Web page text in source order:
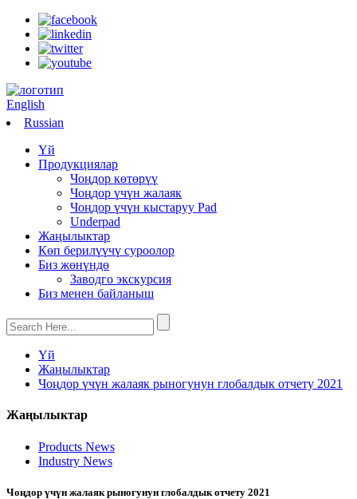
English
Russian
Үй
Продукциялар
Чоңдор көтөрүү
Чоңдор үчүн жалаяк
Чоңдор үчүн кыстаруу Pad
Underpad
Жаңылыктар
Көп берилүүчү суроолор
Биз жөнүндө
Заводго экскурсия
Биз менен байланыш
Үй
Жаңылыктар
Чоңдор үчүн жалаяк рыногунун глобалдык отчету 2021
Жаңылыктар
Products News
Industry News
Чоңдор үчүн жалаяк рыногунун глобалдык отчету 2021